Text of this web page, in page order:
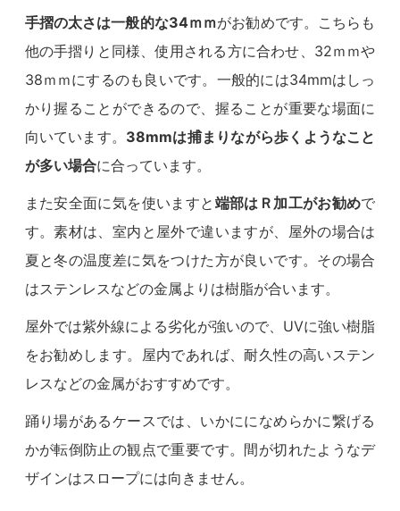
手摺の太さは一般的な34ｍｍがお勧めです。こちらも
他の手摺りと同様、使用される方に合わせ、32ｍｍや
38ｍｍにするのも良いです。一般的には34mmはしっ
かり握ることができるので、握ることが重要な場面に
向いています。 38mmは捕まりながら歩くようなこと
が多い場合に合っています。
また安全面に気を使いますと 端部はＲ加工がお勧めで
す。素材は、室内と屋外で違いますが、屋外の場合は
夏と冬の温度差に気をつけた方が良いです。その場合
はステンレスなどの金属よりは樹脂が合います。
屋外では紫外線による劣化が強いので、UVに強い樹脂
をお勧めします。屋内であれば、耐久性の高いステン
レスなどの金属がおすすめです。
踊り場があるケースでは、いかにになめらかに繋げる
かが転倒防止の観点で重要です。間が切れたようなデ
ザインはスロープには向きません。